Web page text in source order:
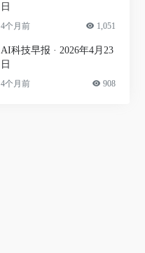
日
4个月前 1,051
AI科技早报 · 2026年4月23
日
4个月前 908